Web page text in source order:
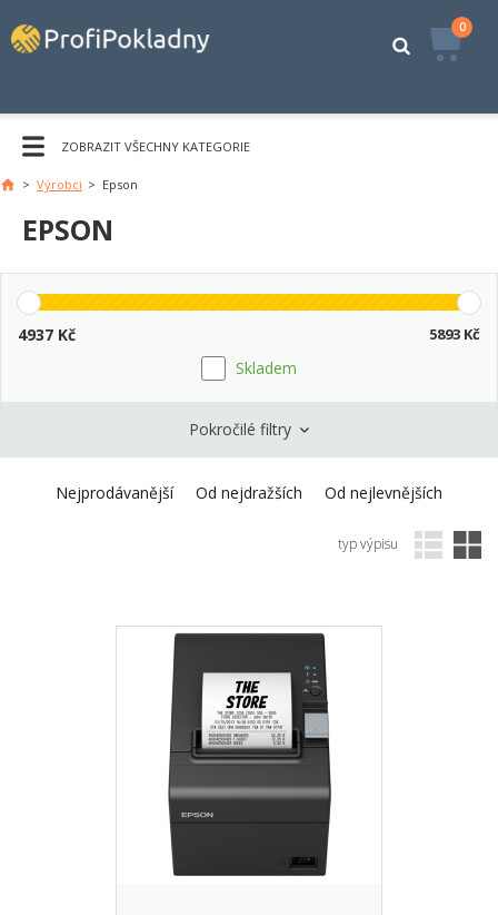
0
ZOBRAZIT VŠECHNY KATEGORIE
stránka
> Výrobci > Epson
EPSON
4937 Kč 5893 Kč
Skladem
Pokročilé filtry
Nejprodávanější Od nejdražších Od nejlevnějších
typ výpisu